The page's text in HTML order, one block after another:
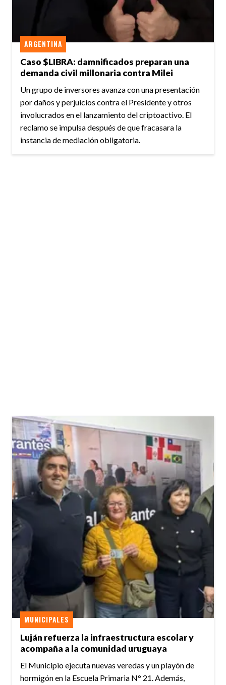
Caso $LIBRA: damnificados preparan una
demanda civil millonaria contra Milei
ARGENTINA
Un grupo de inversores avanza con una presentación
por daños y perjuicios contra el Presidente y otros
involucrados en el lanzamiento del criptoactivo. El
reclamo se impulsa después de que fracasara la
instancia de mediación obligatoria.
Luján refuerza la infraestructura escolar y
acompaña a la comunidad uruguaya
MUNICIPALES
El Municipio ejecuta nuevas veredas y un playón de
hormigón en la Escuela Primaria N° 21. Además,